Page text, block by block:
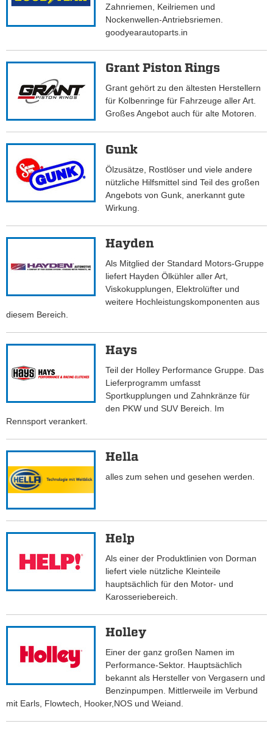
Zahnriemen, Keilriemen und
Nockenwellen-Antriebsriemen.
goodyearautoparts.in
Grant Piston Rings
Grant gehört zu den ältesten Herstellern
für Kolbenringe für Fahrzeuge aller Art.
Großes Angebot auch für alte Motoren.
Gunk
Ölzusätze, Rostlöser und viele andere
nützliche Hilfsmittel sind Teil des großen
Angebots von Gunk, anerkannt gute
Wirkung.
Hayden
Als Mitglied der Standard Motors-Gruppe
liefert Hayden Ölkühler aller Art,
Viskokupplungen, Elektrolüfter und
weitere Hochleistungskomponenten aus
diesem Bereich.
Hays
Teil der Holley Performance Gruppe. Das
Lieferprogramm umfasst
Sportkupplungen und Zahnkränze für
den PKW und SUV Bereich. Im
Rennsport verankert.
Hella
alles zum sehen und gesehen werden.
Help
Als einer der Produktlinien von Dorman
liefert viele nützliche Kleinteile
hauptsächlich für den Motor- und
Karosseriebereich.
Holley
Einer der ganz großen Namen im
Performance-Sektor. Hauptsächlich
bekannt als Hersteller von Vergasern und
Benzinpumpen. Mittlerweile im Verbund
mit Earls, Flowtech, Hooker,NOS und Weiand.